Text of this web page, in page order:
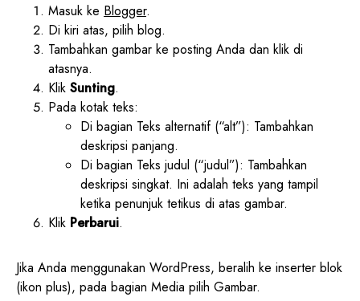
Masuk ke Blogger.
Di kiri atas, pilih blog.
Tambahkan gambar ke posting Anda dan klik di
atasnya.
Klik Sunting.
Pada kotak teks:
Di bagian Teks alternatif (“alt”): Tambahkan
deskripsi panjang.
Di bagian Teks judul (“judul”): Tambahkan
deskripsi singkat. Ini adalah teks yang tampil
ketika penunjuk tetikus di atas gambar.
Klik Perbarui.
Jika Anda menggunakan WordPress, beralih ke inserter blok
(ikon plus), pada bagian Media pilih Gambar.